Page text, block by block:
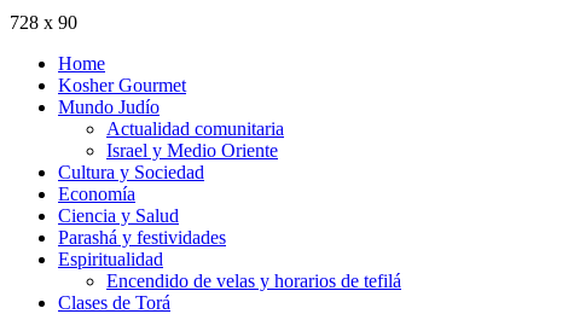
728 x 90
Home
Kosher Gourmet
Mundo Judío
Actualidad comunitaria
Israel y Medio Oriente
Cultura y Sociedad
Economía
Ciencia y Salud
Parashá y festividades
Espiritualidad
Encendido de velas y horarios de tefilá
Clases de Torá